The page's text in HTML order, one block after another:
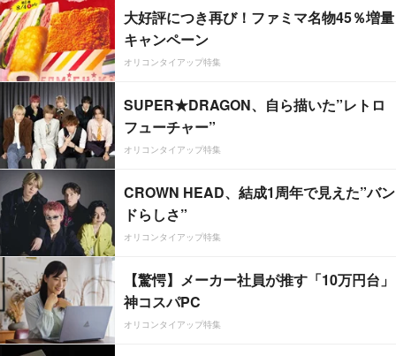
大好評につき再び！ファミマ名物45％増量
キャンペーン
オリコンタイアップ特集
SUPER★DRAGON、自ら描いた”レトロ
フューチャー”
オリコンタイアップ特集
CROWN HEAD、結成1周年で見えた”バン
ドらしさ”
オリコンタイアップ特集
【驚愕】メーカー社員が推す「10万円台」
神コスパPC
オリコンタイアップ特集